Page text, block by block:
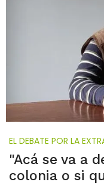
EL DEBATE POR LA
"Acá se va a
colonia o si